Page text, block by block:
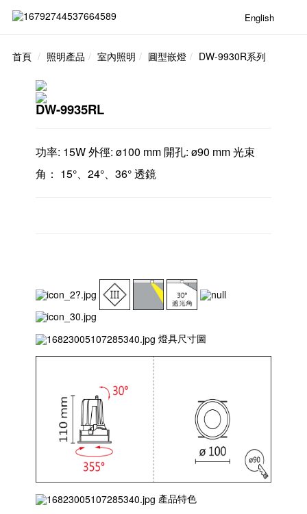
English
首頁 照明產品 室內照明 圓型嵌燈 DW-9930R系列
DW-9935RL
功率: 15W 外徑: ø100 mm 開孔: ø90 mm 光束
角： 15°、24°、36° 透鏡
燈具尺寸圖
產品特色